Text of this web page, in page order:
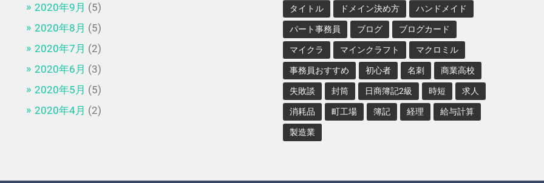
2020年9月 (5)
2020年8月 (5)
2020年7月 (2)
2020年6月 (3)
2020年5月 (5)
2020年4月 (2)
タイトル ドメイン決め方 ハンドメイド
パート事務員 ブログ ブログカード
マイクラ マインクラフト マクロミル
事務員おすすめ 初心者 名刺 商業高校
失敗談 封筒 日商簿記2級 時短 求人
消耗品 町工場 簿記 経理 給与計算
製造業